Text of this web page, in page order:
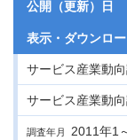
公開（更新）日
表示・ ダウンロ
サービス産業動
サービス産業動
調査年月 2011年1